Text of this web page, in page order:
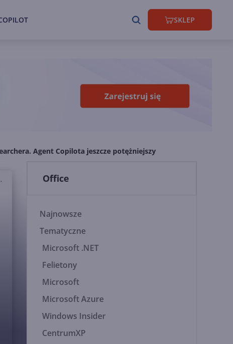
SKLEP
Agent Copilota jeszcze potężniejszy
Office
Najnowsze
Tematyczne
Microsoft .NET
Felietony
Microsoft
Microsoft Azure
Windows Insider
CentrumXP